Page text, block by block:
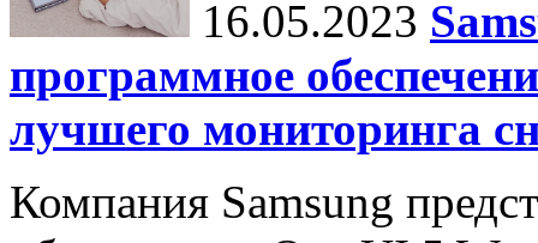
16.05.2023
программное
лучшего мониторинга
Компания Samsung